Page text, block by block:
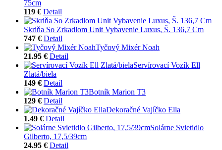
75cm
119 € Detail
Skriňa So Zrkadlom Unit Vybavenie Luxus, Š. 136,7 Cm
747 € Detail
Tyčový Mixér Noah
21.95 € Detail
Servírovací Vozík Ell
Zlatá/biela
149 € Detail
Botník Marion T3
129 € Detail
Dekoračné Vajíčko Ella
1.49 € Detail
Solárne Svietidlo
Gilberto, 17,5/39cm
24.95 € Detail